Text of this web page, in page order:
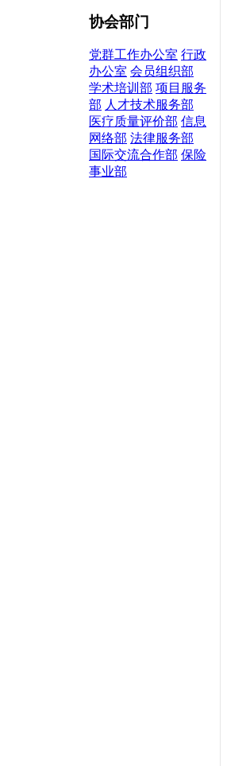
协会部门
党群工作办公室 行政
办公室 会员组织部
学术培训部 项目服务
部 人才技术服务部
医疗质量评价部 信息
网络部 法律服务部
国际交流合作部 保险
事业部